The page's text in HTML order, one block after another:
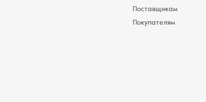
Поставщикам
Покупателям